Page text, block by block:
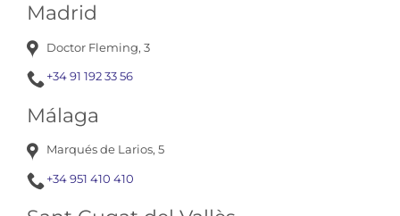
Madrid
Doctor Fleming, 3
+34 91 192 33 56
Málaga
Marqués de Larios, 5
+34 951 410 410